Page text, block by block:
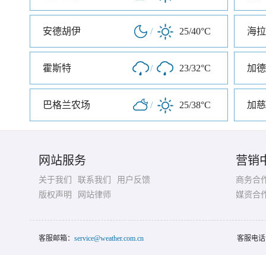
安德胡伊 / 25/40°C 海
霍斯特 / 23/32°C 加
巴格兰农场 / 25/38°C 加
网站服务
关于我们 联系我们
用户反馈
版权声明
网站律师
营销
商务合
媒资合
客服邮箱： service@weather.com.cn 客服电